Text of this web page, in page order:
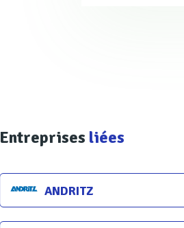
De même, les
Quant aux
une remise en
retours sur
Entreprises liées
ANDRITZ